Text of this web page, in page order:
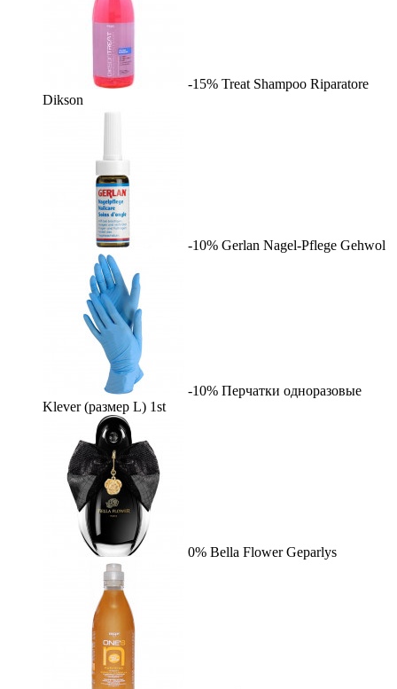
-15% Treat Shampoo Riparatore
Dikson
-10% Gerlan Nagel-Pflege Gehwol
-10% Перчатки одноразовые
Klever (размер L) 1st
0% Bella Flower Geparlys